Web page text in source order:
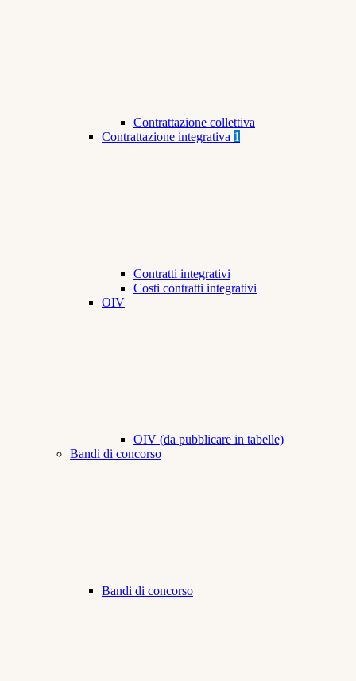
Contrattazione collettiva
Contrattazione integrativa 1
Contratti integrativi
Costi contratti integrativi
OIV
OIV (da pubblicare in tabelle)
Bandi di concorso
Bandi di concorso